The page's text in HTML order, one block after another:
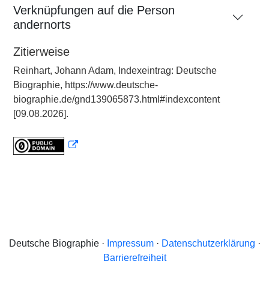
Verknüpfungen auf die Person
andernorts
Zitierweise
Reinhart, Johann Adam, Indexeintrag: Deutsche
Biographie, https://www.deutsche-
biographie.de/gnd139065873.html#indexcontent
[09.08.2026].
Deutsche Biographie · Impressum· Datenschutzerklärung ·
Barrierefreiheit